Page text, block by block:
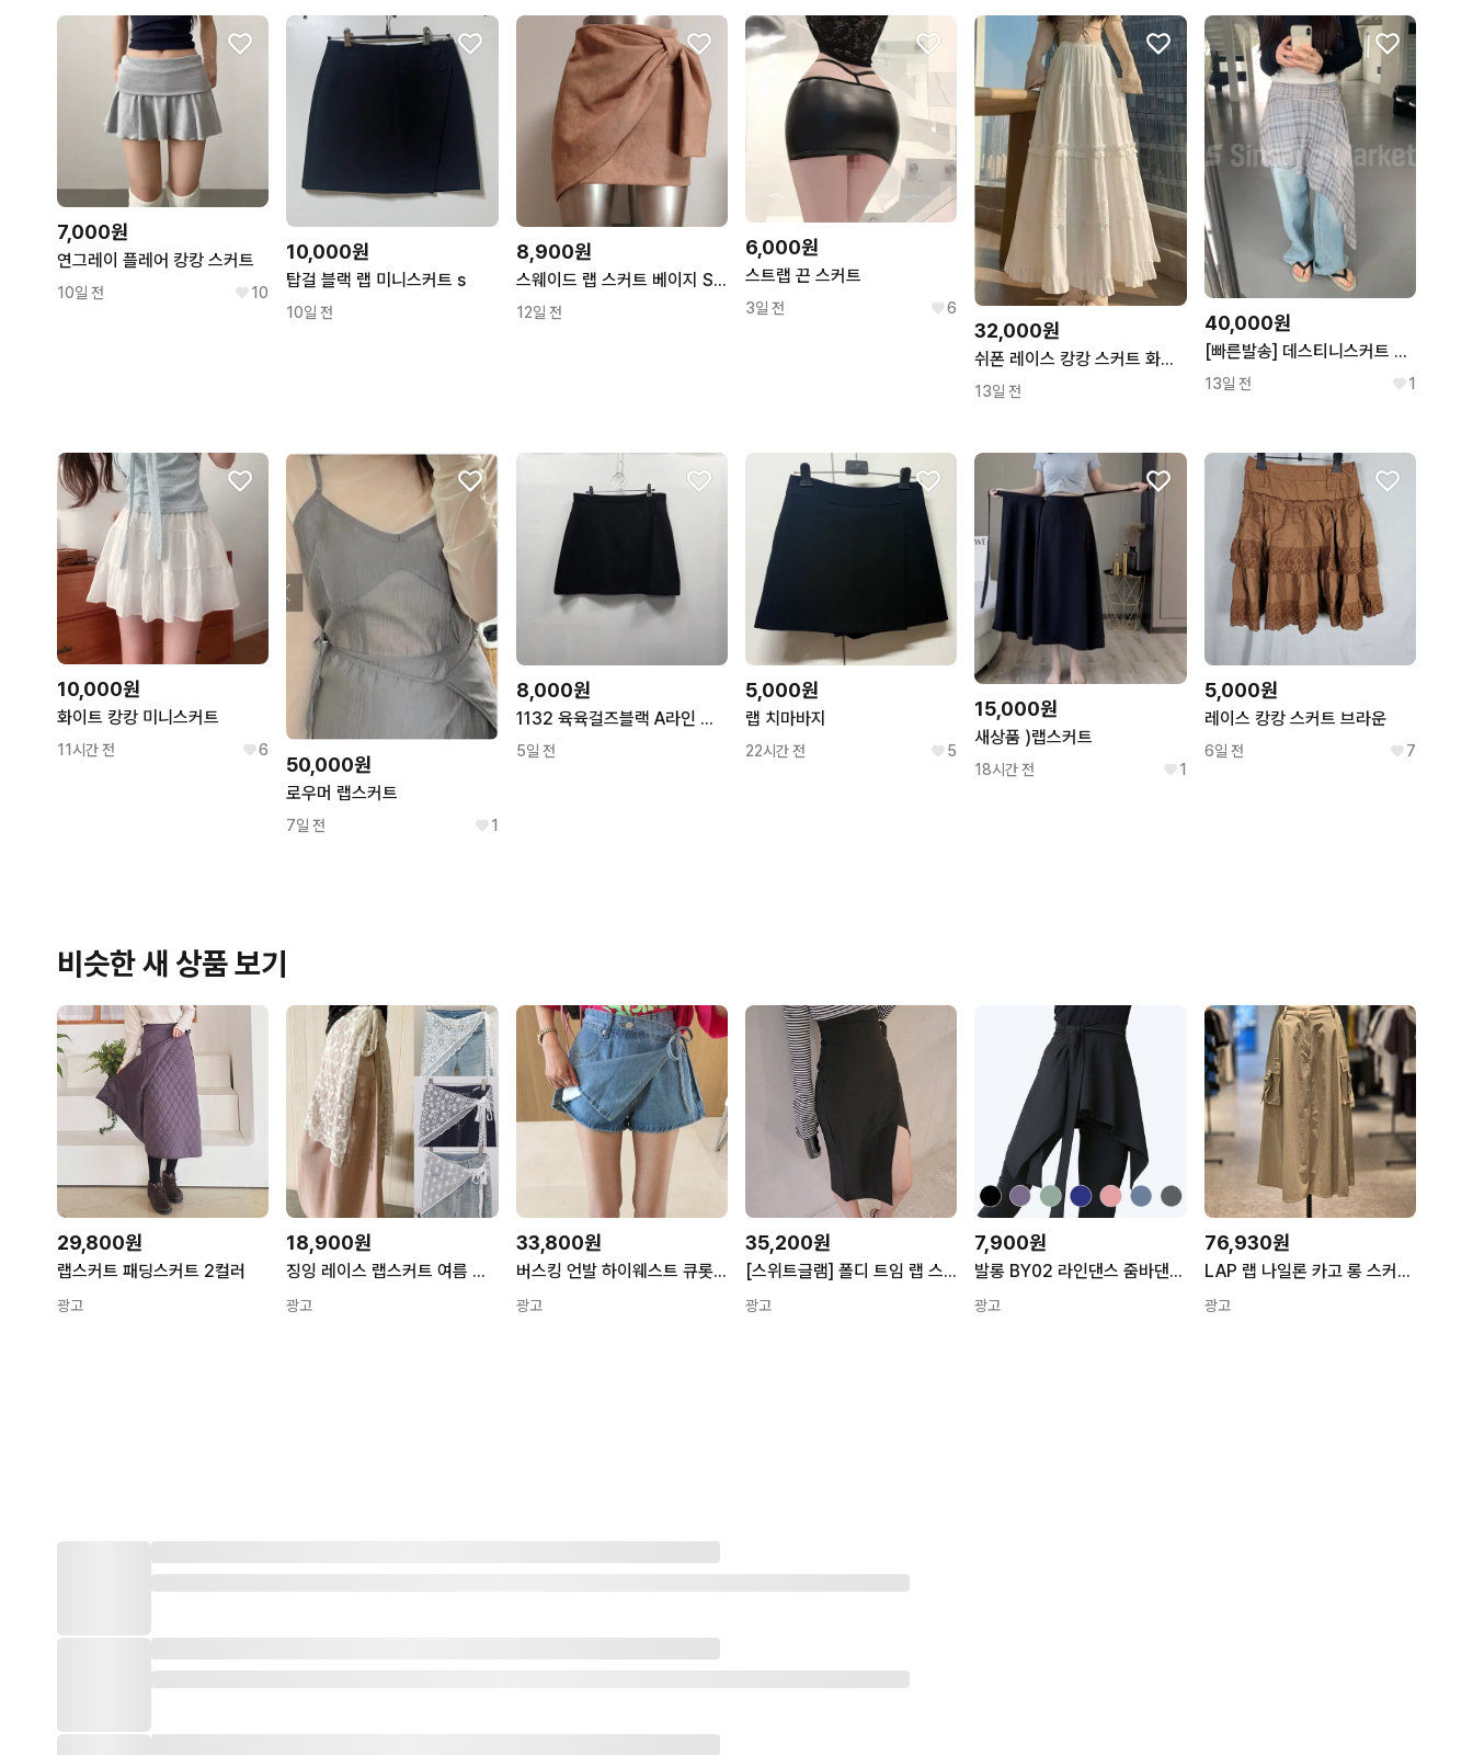
7,000원
연그레이 플레어 캉캉 스커트
10일 전 10
10,000원
탑걸 블랙 랩 미니스커트 s
10일 전
8,900원
스웨이드 랩 스커트 베이지 S 724
12일 전
6,000원
스트랩 끈 스커트
3일 전 6
32,000원
쉬폰 레이스 캉캉 스커트 화이트
13일 전
40,000원
[빠른발송] 데스티니스커트 체크 랩 레이어드 언발 쉬폰
13일 전 1
10,000원
화이트 캉캉 미니스커트
11시간 전 6
50,000원
로우머 랩스커트
7일 전 1
8,000원
1132 육육걸즈블랙 A라인 랩 미니스커트
5일 전
5,000원
랩 치마바지
22시간 전 5
15,000원
새상품 )랩스커트
18시간 전 1
5,000원
레이스 캉캉 스커트 브라운
6일 전 7
비슷한 새 상품 보기
29,800원
랩스커트 패딩스커트 2컬러
광고
18,900원
징잉 레이스 랩스커트 여름 쉬폰 레이어드 시스루 여자 치마 화이트 망사 오픈 랩
광고
33,800원
버스킹 언발 하이웨스트 큐롯 청 데님 랩 치마반바지 (3color)
광고
35,200원
[스위트글램] 폴디 트임 랩 스커트
광고
7,900원
발롱 BY02 라인댄스 줌바댄스 발레스커트 폴댄스 힙스카프 랩스커트
광고
76,930원
LAP 랩 나일론 카고 롱 스커트 AS2WS463
광고